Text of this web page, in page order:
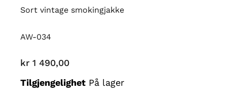
Sort vintage smokingjakke
AW-034
kr 1 490,00
Tilgjengelighet På lager
Smokingjakke